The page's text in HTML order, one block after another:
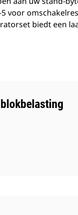
5 voor
biedt een